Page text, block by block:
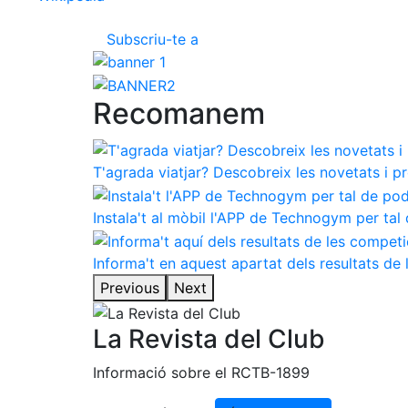
Subscriu-te a
Recomanem
T'agrada viatjar? Descobreix les novetats i
Instala't al mòbil l'APP de Technogym per
Informa't en aquest apartat dels resultats
Previous
Next
La Revista del Club
Informació sobre el RCTB-1899